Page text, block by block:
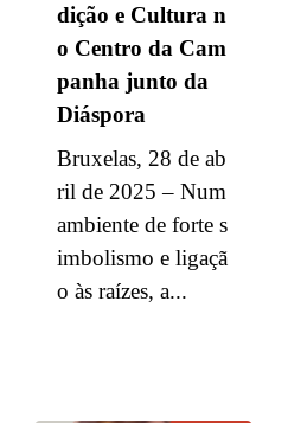
dição e Cultura n
o Centro da Cam
panha junto da
Diáspora
Bruxelas, 28 de ab
ril de 2025 – Num
ambiente de forte s
imbolismo e ligaçã
o às raízes, a...